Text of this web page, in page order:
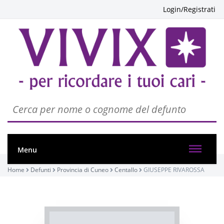
Login/Registrati
Menu
Home Defunti Provincia di Cuneo Centallo GIUSEPPE RIVAROSSA